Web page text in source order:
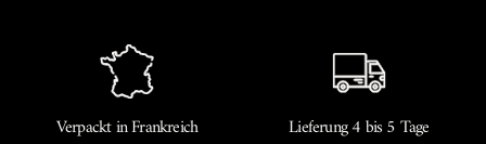
Verpackt in Frankreich Lieferung 4 bis 5 Tage